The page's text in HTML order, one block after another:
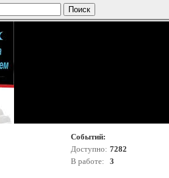
Событий:
Доступно: 7282
В работе:
3